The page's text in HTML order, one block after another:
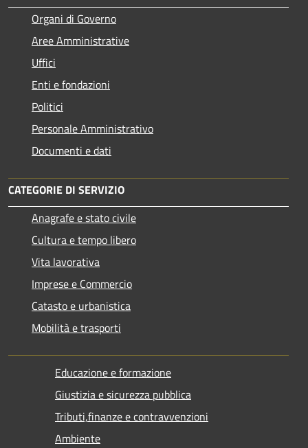
Organi di Governo
Aree Amministrative
Uffici
Enti e fondazioni
Politici
Personale Amministrativo
Documenti e dati
CATEGORIE DI SERVIZIO
Anagrafe e stato civile
Cultura e tempo libero
Vita lavorativa
Imprese e Commercio
Catasto e urbanistica
Mobilità e trasporti
Educazione e formazione
Giustizia e sicurezza pubblica
Tributi,finanze e contravvenzioni
Ambiente